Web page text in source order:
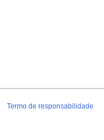
Termo de responsabilidade